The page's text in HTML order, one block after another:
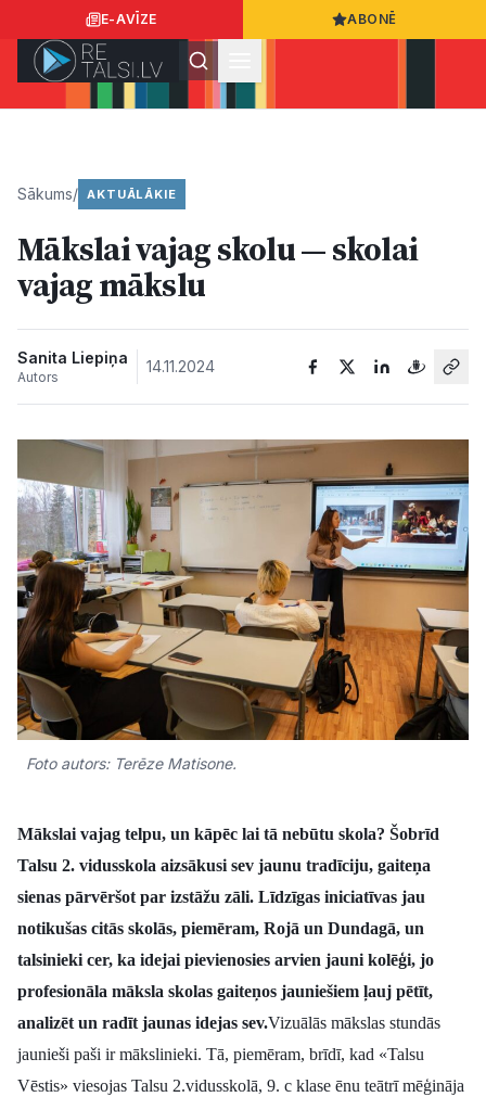
E-AVĪZE ABONĒ
Ziņas
Sports
Bizness
Video
Vieta
Sludinājumi
Pasākumi
Politiskā reklāma
Par mums
Sākums/ AKTUĀLĀKIE
Mākslai vajag skolu — skolai
vajag mākslu
Sanita Liepiņa
Autors
14.11.2024
Foto autors: Terēze Matisone.
Mākslai vajag telpu, un kāpēc lai tā nebūtu skola? Šobrīd
Talsu 2. vidusskola aizsākusi sev jaunu tradīciju, gaiteņa
sienas pārvēršot par izstāžu zāli. Līdzīgas iniciatīvas jau
notikušas citās skolās, piemēram, Rojā un Dundagā, un
talsinieki cer, ka idejai pievienosies arvien jauni kolēģi, jo
profesionāla māksla skolas gaiteņos jauniešiem ļauj pētīt,
analizēt un radīt jaunas idejas sev.Vizuālās mākslas stundās
jaunieši paši ir mākslinieki. Tā, piemēram, brīdī, kad «Talsu
Vēstis» viesojas Talsu 2.vidusskolā, 9. c klase ēnu teātrī mēģināja